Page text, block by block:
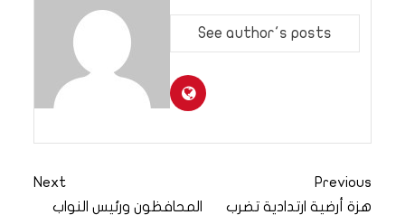
See author's posts
Previous
هزة أرضية ارتدادية تضرب
Next
المحافظون ورئيس النواب